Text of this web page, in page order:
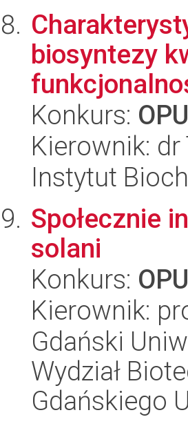
biosyntezy
Konkurs:
Kierownik:
Instytut
Społecznie
solani
Konkurs:
Kierownik:
Gdański
Wydział
Gdańskiego